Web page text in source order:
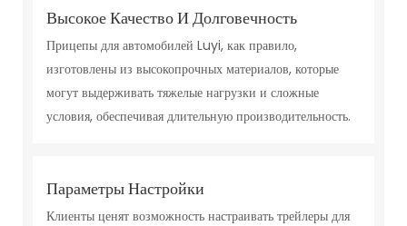
Высокое Качество И Долговечность
Прицепы для автомобилей Luyi, как правило,
изготовлены из высокопрочных материалов, которые
могут выдерживать тяжелые нагрузки и сложные
условия, обеспечивая длительную производительность.
Параметры Настройки
Клиенты ценят возможность настраивать трейлеры для